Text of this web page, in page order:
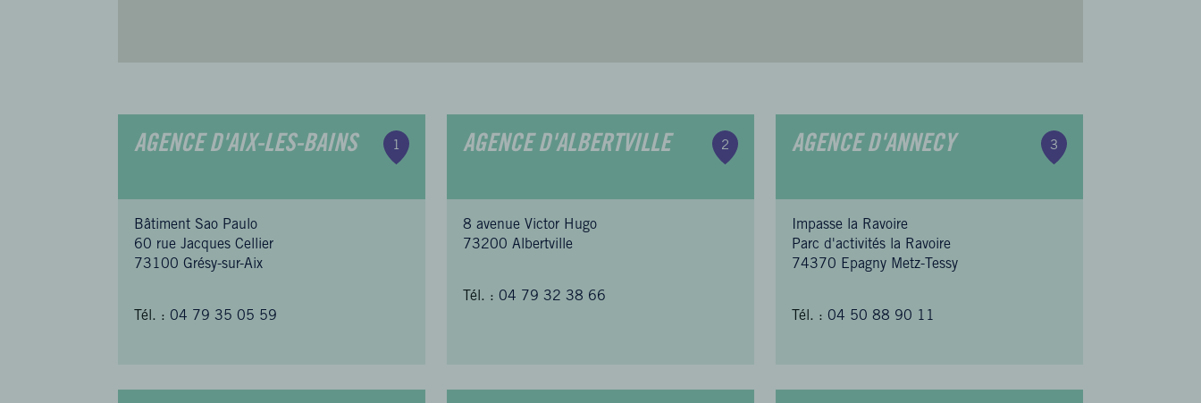
1
AGENCE D'AIX-LES-BAINS
Bâtiment Sao Paulo
60 rue Jacques Cellier
73100 Grésy-sur-Aix
Tél. : 04 79 35 05 59
2
AGENCE D'ALBERTVILLE
8 avenue Victor Hugo
73200 Albertville
Tél. : 04 79 32 38 66
3
AGENCE D'ANNECY
Impasse la Ravoire
Parc d'activités la Ravoire
74370 Epagny Metz-Tessy
Tél. : 04 50 88 90 11